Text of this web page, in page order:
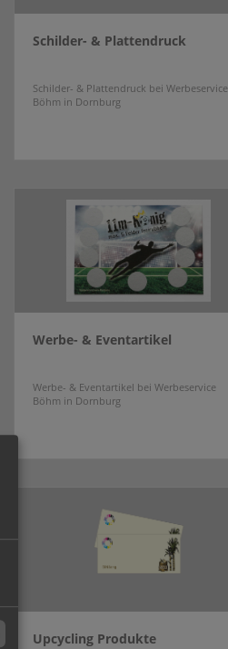
Schilder- & Plattendruck
Schilder- & Plattendruck bei Werbeservice
Böhm in Dornburg
Werbe- & Eventartikel
Werbe- & Eventartikel bei Werbeservice
Böhm in Dornburg
Upcycling Produkte